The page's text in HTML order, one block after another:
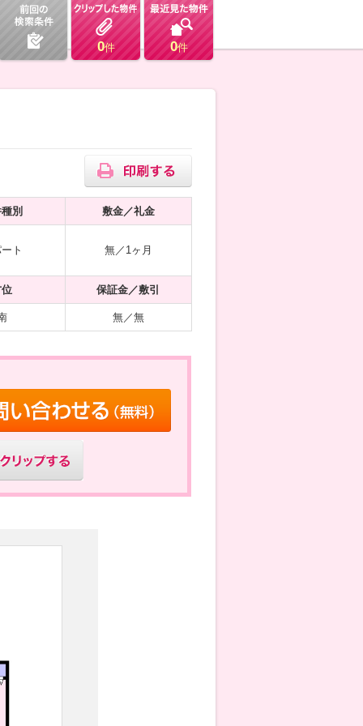
0件 0件
別 敷金／礼金
ト 無／1ヶ月
保証金／敷引
無／無